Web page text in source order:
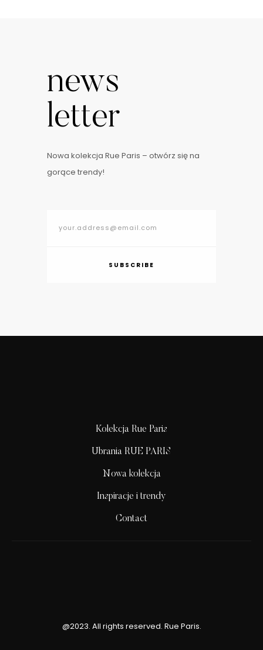
news
letter
Nowa kolekcja Rue Paris – otwórz się na
gorące trendy!
SUBSCRIBE
Kolekcja Rue Paris
Ubrania RUE PARIS
Nowa kolekcja
Inspiracje i trendy
Contact
@2023. All rights reserved. Rue Paris.